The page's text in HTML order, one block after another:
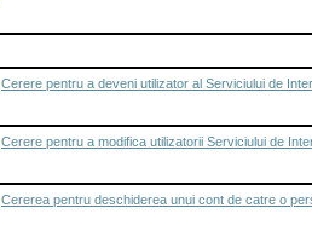
Cerere pentru a deveni utilizator al Serviciului de
Cerere pentru a modifica utilizatorii Serviciului de
Cererea pentru deschiderea unui cont de catre o